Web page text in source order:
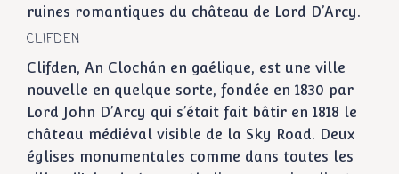
ruines romantiques du château de Lord D’Arcy.
CLIFDEN
Clifden, An Clochán en gaélique, est une ville
nouvelle en quelque sorte, fondée en 1830 par
Lord John D’Arcy qui s’était fait bâtir en 1818 le
château médiéval visible de la Sky Road. Deux
églises monumentales comme dans toutes les